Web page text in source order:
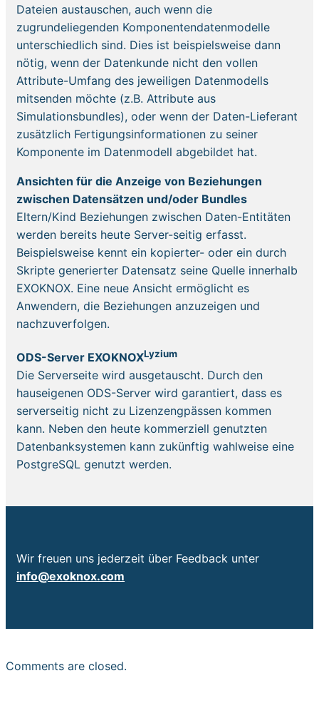
Dateien austauschen, auch wenn die
zugrundeliegenden Komponentendatenmodelle
unterschiedlich sind. Dies ist beispielsweise dann
nötig, wenn der Datenkunde nicht den vollen
Attribute-Umfang des jeweiligen Datenmodells
mitsenden möchte (z.B. Attribute aus
Simulationsbundles), oder wenn der Daten-Lieferant
zusätzlich Fertigungsinformationen zu seiner
Komponente im Datenmodell abgebildet hat.
Ansichten für die Anzeige von Beziehungen
zwischen Datensätzen und/oder Bundles
Eltern/Kind Beziehungen zwischen Daten-Entitäten
werden bereits heute Server-seitig erfasst.
Beispielsweise kennt ein kopierter- oder ein durch
Skripte generierter Datensatz seine Quelle innerhalb
EXOKNOX. Eine neue Ansicht ermöglicht es
Anwendern, die Beziehungen anzuzeigen und
nachzuverfolgen.
ODS-Server EXOKNOXLyzium
Die Serverseite wird ausgetauscht. Durch den
hauseigenen ODS-Server wird garantiert, dass es
serverseitig nicht zu Lizenzengpässen kommen
kann. Neben den heute kommerziell genutzten
Datenbanksystemen kann zukünftig wahlweise eine
PostgreSQL genutzt werden.
Wir freuen uns jederzeit über Feedback unter
info@exoknox.com
Comments are closed.